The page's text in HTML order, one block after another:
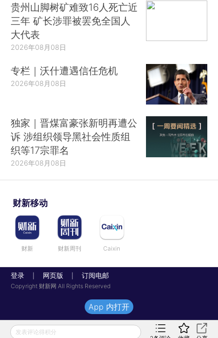
贵州山脚树矿难致16人死亡近
三年 矿长涉罪被罢免全国人
大代表
2026年08月08日
专栏｜沃什遭遇信任危机
2026年08月08日
独家｜晋煤富豪张新明再遭公
诉 涉组织领导黑社会性质组
织等17宗罪名
2026年08月08日
财新移动
财新 财新周刊 Caixin
登录 网页版 订阅电邮
Copyright 财新网 All Rights Reserved
发表评论得积分
App 内打开